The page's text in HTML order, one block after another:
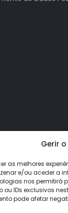
Gerir
as melhores
e/ou aceder a
nos permitirá
IDs exclusivos
pode afetar